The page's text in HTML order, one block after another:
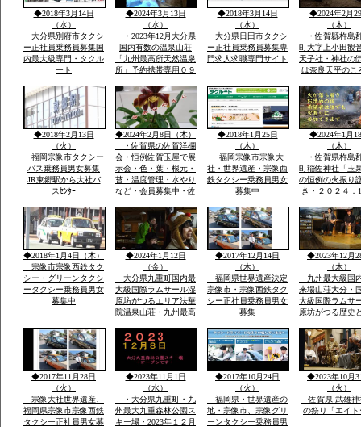
角川が流れ自然に恵ま
れた町で過ごした場所
歴史などで日本
数有名な法華院
荘
◆2018年3月14日
（水）
大分県別府市タクシ
ー正社員乗務員募集国
内最大級専門・タクル
ート
◆2024年3月13日
（水）
・2023年12月大分県
国内有数の温泉山荘
「九州最高所天然温泉
所」予約携帯専用０９
０のみ・雪が白い別の
山々・坊がつるの景
色・ー4度・空気がお
いしい星がきれい１３
００ｍ級天然温泉最高
◆2018年3月14日
（水）
大分県日田市タクシ
ー正社員乗務員募集専
門求人求職専門サイト
◆2024年2月
（木）
・佐賀縣杵島
町大字上小田観
天子社・神社の
は奈良天平のこ
穣天子社は天皇
天子表現大木数
楠木が多数・以
間を通じて屋台
り・流鏑馬神事
◆2018年2月13日
（火）
福岡宗像市タクシー
バス乗務員男女募集
JR東郷駅から大社バ
スｾﾝﾀｰ
◆2024年2月8日（木）
・佐賀県の佐賀洋欄
会・恒例佐賀玉屋で展
示会・色・葉・根元・
苔・温度管理・水やり
など・会員募集中・佐
９０７７－５５３５・
大島まで
◆2018年1月25日
（木）
福岡宗像市宗像大
社・世界遺産・宗像西
鉄タクシー乗務員男女
募集中
◆2024年1月
（木）
・佐賀県杵島
町稲佐神社「玉
の恒例の火振り
き・２０２４．
伝統祭り実行・
駐車あり家内安
他祈願火渡り参
ます近くに水汲
名な縫いの池水
◆2018年1月4日（木）
宗像市宗像西鉄タク
シー・グリーンタクシ
ータクシー乗務員男女
募集中
◆2024年1月12日
（金）
大分県九重町国内最
大級国際ラムサール湿
原坊がつるエリア法華
院温泉山荘・九州最高
雪・雪・雪で12月23日
恒例「感謝祭」全国か
ら参加・法華院温泉山
されました
◆2017年12月14日
（木）
福岡県世界遺産決定
宗像市・宗像西鉄タク
シー正社員乗務員男女
募集
◆2023年12月
（木）
九州最大級国
来場山荘大分・
大級国際ラムサ
原坊がつる歴史
然温泉の法華院
荘の歌「法華院
ましょう」12月
例・感謝祭でで
い歌です
◆2017年11月28日
（火）
宗像大社世界遺産、
福岡県宗像市宗像西鉄
タクシー正社員男女募
◆2023年11月1日
（水）
・大分県九重町・九
州最大九重森林公園ス
キー場・2023年１２月
◆2017年10月24日
（火）
福岡県・世界遺産の
地・宗像市、宗像グリ
ーンタクシー乗務員男
◆2023年10月
（火）
佐賀県 武雄神
の祭り「エイト